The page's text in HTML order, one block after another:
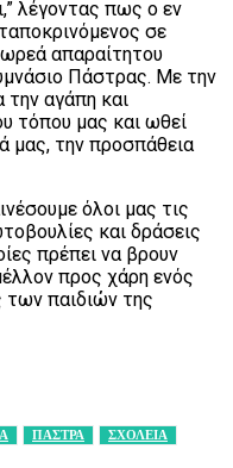
λέγοντας πως ο εν
σε
απαραίτητου
Πάστρας. Με την
την αγάπη και
τόπου μας και ωθεί
μας, την προσπάθεια
όλοι μας τις
και δράσεις
πρέπει να βρουν
προς χάρη ενός
των παιδιών της
ΠΑΣΤΡΑ ΣΧΟΛΕΙΑ